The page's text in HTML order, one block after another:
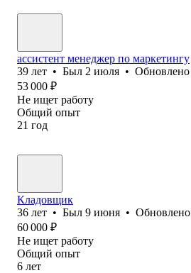
ассистент менеджер по маркетингу
39 лет • Был 2 июля • Обновлено
53 000 ₽
Не ищет работу
Общий опыт
21 год
Кладовщик
36 лет • Был 9 июня • Обновлено
60 000 ₽
Не ищет работу
Общий опыт
6 лет